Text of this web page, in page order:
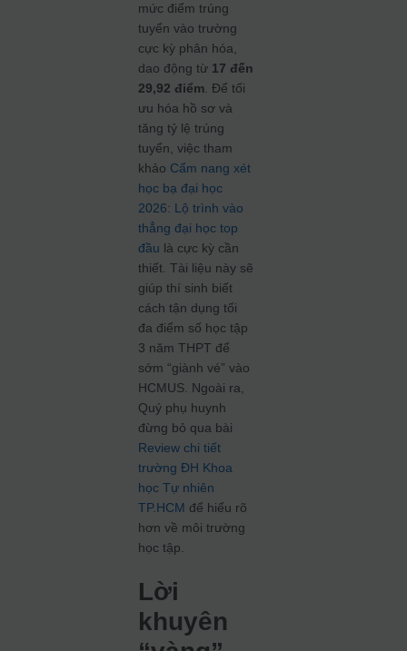
mức điểm trúng
tuyển vào trường
cực kỳ phân hóa,
dao động từ 17 đến
29,92 điểm . Để tối
ưu hóa hồ sơ và
tăng tỷ lệ trúng
tuyển, việc tham
khảo Cẩm nang xét
học bạ đại học
2026: Lộ trình vào
thẳng đại học top
đầu là cực kỳ cần
thiết. Tài liệu này sẽ
giúp thí sinh biết
cách tận dụng tối
đa điểm số học tập
3 năm THPT để
sớm “giành vé” vào
HCMUS. Ngoài ra,
Quý phụ huynh
đừng bỏ qua bài
Review chi tiết
trường ĐH Khoa
học Tự nhiên
TP.HCM để hiểu rõ
hơn về môi trường
học tập.
Lời
khuyên